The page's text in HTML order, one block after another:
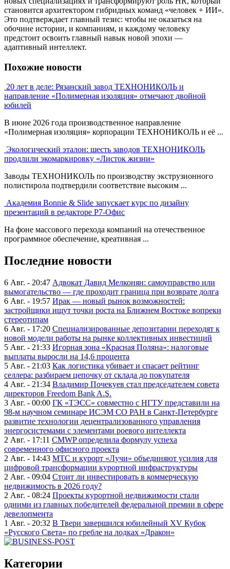
становится архитектором гибридных команд «человек + ИИ».
Это подтверждает главный тезис: чтобы не оказаться на
обочине истории, и компаниям, и каждому человеку
предстоит освоить главный навык новой эпохи —
адаптивный интеллект.
Похожие новости
20 лет в деле: Рязанский завод ТЕХНОНИКОЛЬ и
направление «Полимерная изоляция» отмечают двойной
юбилей
В июне 2026 года производственное направление
«Полимерная изоляция» корпорации ТЕХНОНИКОЛЬ и её ...
Экологический эталон: шесть заводов ТЕХНОНИКОЛЬ
продлили экомаркировку «Листок жизни»
Заводы ТЕХНОНИКОЛЬ по производству экструзионного
полистирола подтвердили соответствие высоким ...
Академия Bonnie & Slide запускает курс по дизайну
презентаций в редакторе Р7-Офис
На фоне массового перехода компаний на отечественное
программное обеспечение, креативная ...
Последние новости
6 Авг. - 20:47 Адвокат Давид Мелконян: самоуправство или
вымогательство — где проходит граница при возврате долга
6 Авг. - 19:57 Ирак — новый рынок возможностей:
застройщики ищут точки роста на Ближнем Востоке вопреки
стереотипам
6 Авг. - 17:20 Специализированные депозитарии переходят к
новой модели работы на рынке коллективных инвестиций
5 Авг. - 21:33 Игорная зона «Красная Поляна»: налоговые
выплаты выросли на 14,6 процента
5 Авг. - 21:03 Как логистика убивает и спасает рейтинг
селлера: разбираем цепочку от склада до покупателя
4 Авг. - 21:34 Владимир Почекуев стал председателем совета
директоров Freedom Bank A.Ş.
3 Авг. - 00:00 ГК «ТЭСС» совместно с НГТУ представили на
98-м научном семинаре ИСЭМ СО РАН в Санкт-Петербурге
развитие технологии децентрализованного управления
энергосистемами с элементами роевого интеллекта
2 Авг. - 17:11 CMWP определила формулу успеха
современного офисного проекта
2 Авг. - 14:43 МТС и курорт «Лучи» объединяют усилия для
цифровой трансформации курортной инфраструктуры
2 Авг. - 09:04 Стоит ли инвестировать в коммерческую
недвижимость в 2026 году?
2 Авг. - 08:24 Проекты курортной недвижимости стали
одними из главных победителей федеральной премии в сфере
девелопмента
1 Авг. - 20:32 В Твери завершился юбилейный XV Кубок
«Русского Света» по гребле на лодках «Дракон»
Категории